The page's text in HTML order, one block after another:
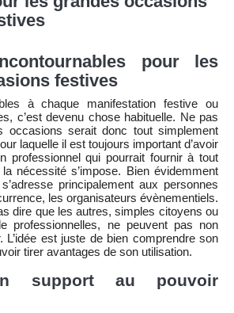
pour les
festives
à chaque manifestation festive ou
c’est devenu chose habituelle. Ne pas
serait donc tout simplement
laquelle il est toujours important d’avoir
professionnel qui pourrait fournir à tout
nécessité s’impose. Bien évidemment
principalement aux personnes
les organisateurs évènementiels.
dire que les autres, simples citoyens ou
professionnelles, ne peuvent pas non
L’idée est juste de bien comprendre son
tirer avantages de son utilisation.
support au pouvoir